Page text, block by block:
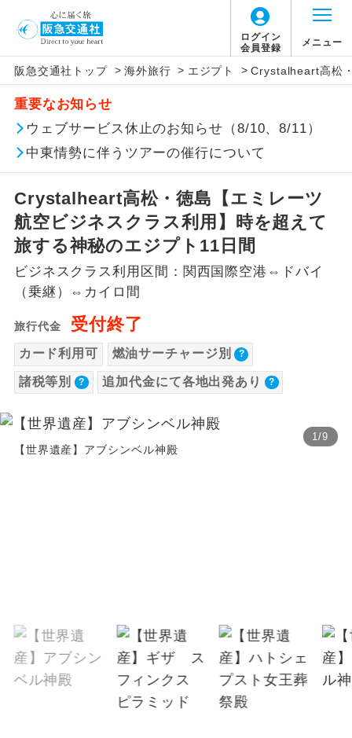
ログイン
会員登録
メニュー
阪急交通社トップ > 海外旅行 > エジプト > Crystalheart高松
重要なお知らせ
ウェブサービス休止のお知らせ（8/10、8/11）
中東情勢に伴うツアーの催行について
Crystalheart高松・徳島【エミレーツ
航空ビジネスクラス利用】時を超えて
旅する神秘のエジプト11日間
ビジネスクラス利用区間：関西国際空港⇔ドバイ
（乗継）⇔カイロ間
旅行代金 受付終了
カード利用可 燃油サーチャージ別
諸税等別 追加代金にて各地出発あり
1/9
【世界遺産】アブシンベル神殿
旅行代金に燃油サーチャージは含まれており
ません。別途お支払いが必要となります。
目安：98,000円（2026/05/08現在）
※上記の燃油サーチャージは変更になる場合
があります。
旅行代金に、以下の料金は含まれておりませ
ん。別途お支払が必要となります。
【日本国内空港施設使用料】
関西国際空港
大人（12歳以上）3,310円、子供（2歳以上12
歳未満）1,660円
【旅客保安サービス料】
関西国際空港
歳未満）320円
【海外空港諸税等】
旅行代金に各国空港の旅客サービス施設使用
料と空港税等は含まれておりません。別途お
支払いが必要となります。料金確定後、お知
らせいたします。
このツアーは以下の出発地から追加代金でご参
加いただけます。
※リクエスト受付の場合、ご手配の可否は後日回答さ
せていただきます。
追加代金にて各地発着ありとは
当ツアーは日程表に記載の出発空港だけで
なく、各地より下記追加代金にて飛行機や
鉄道などを利用しご参加いただけます。
ご同行者様が異なる発着地をご希望の場合
は、当社予約センターまで連絡ください。
バス追加代金（1名様につき）
【往路】
到着地
追加
徳島県
徳島駅前/大阪/関西空港 バス
プラン
0
アイコン 説明
添乗員同行
往路出発空港（駅）から復路到着空港
（駅）まで同行します。
現地到着後、現地係員が同行しお世話い
たします。
バスガイド乗
務
バスガイドが乗務し、車内での観光案内
があります。
新コース 初登場のコースです。
世界遺産
ユネスコに登録されている文化遺産や自
温泉 温泉地にも宿泊するコースです。
露天風呂
ご宿泊ホテルに露天風呂が付いていま
す。
トラベルイヤ
ホン
周りの音を気にせず、ガイドさんの説明
をじっくり聞くことができます。
1名様催行
1名様から出発可能な個人型プランで
す。